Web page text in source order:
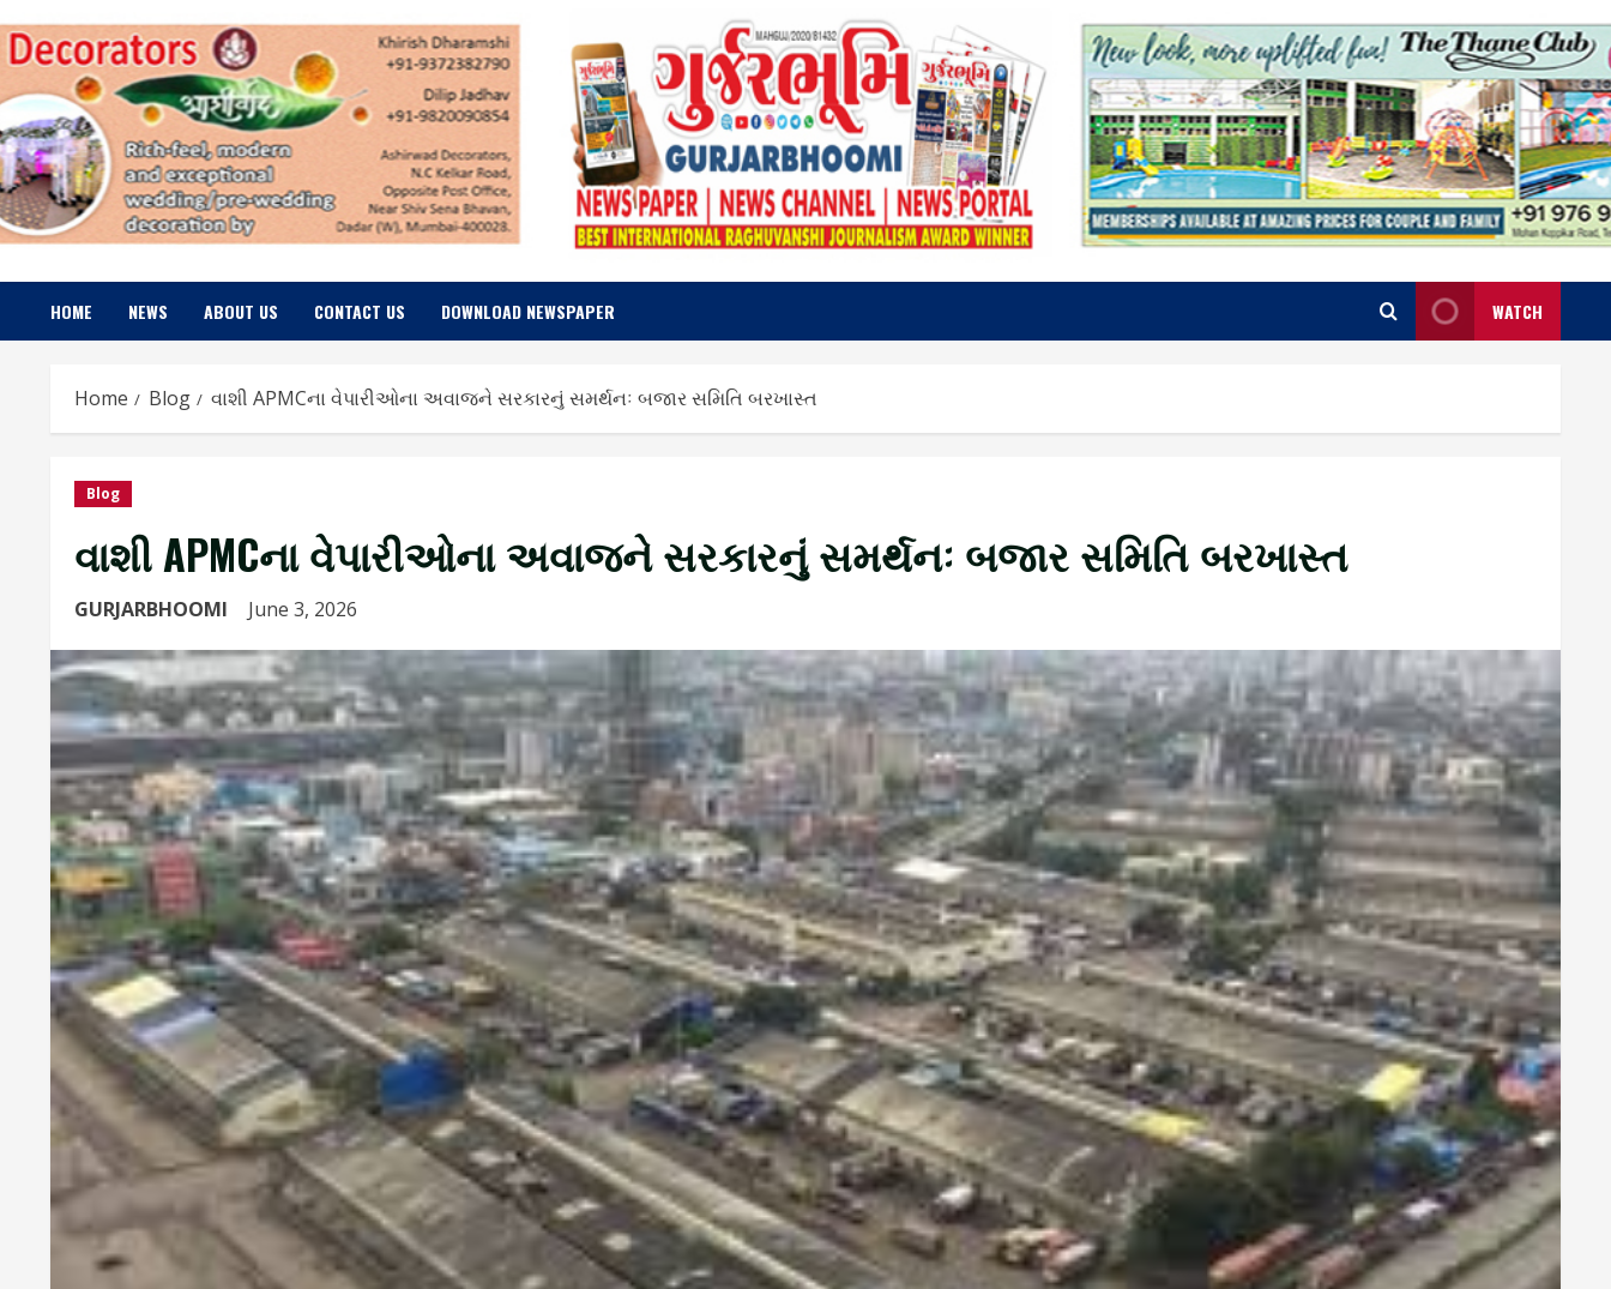
to
HOME NEWS ABOUT US CONTACT US DOWNLOAD NEWSPAPER WATCH
Home Blog વાશી APMCના વેપારીઓના અવાજને સરકારનું સમર્થનઃ બજાર સમિતિ બરખાસ્ત
Blog
વાશી APMCના વેપારીઓના અવાજને સરકારનું સમર્થનઃ બજાર સમિતિ બરખાસ્ત
GURJARBHOOMI June 3, 2026